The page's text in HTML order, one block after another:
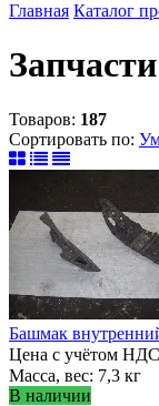
Главная Каталог
Товаров: 187
Сортировать по:
Башмак
Цена с учётом
Масса, вес: 7,3 кг
В наличии